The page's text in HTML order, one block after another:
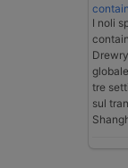
I noli
tre
sul